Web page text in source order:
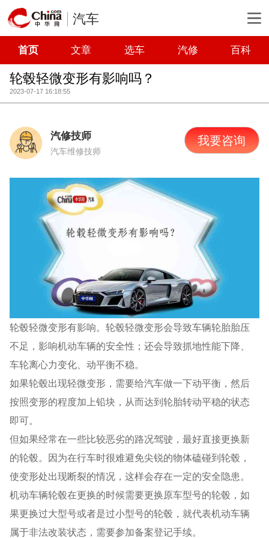
汽车
首页 文章 选车 汽修 百科
轮毂轻微变形有影响吗？
2023-07-17 16:18:55
汽修技师
汽车维修技师
我要咨询
轮毂轻微变形有影响。轮毂轻微变形会导致车辆轮胎胎压
不足，影响机动车辆的安全性；还会导致抓地性能下降、
车轮离心力变化、动平衡不稳。
如果轮毂出现轻微变形，需要给汽车做一下动平衡，然后
按照变形的程度加上铅块，从而达到轮胎转动平稳的状态
即可。
但如果经常在一些比较恶劣的路况驾驶，最好直接更换新
的轮毂。因为在行车时很难避免尖锐的物体磕碰到轮毂，
使变形处出现断裂的情况，这样会存在一定的安全隐患。
机动车辆轮毂在更换的时候需要更换原车型号的轮毂，如
果更换过大型号或者是过小型号的轮毂，就代表机动车辆
属于非法改装状态，需要参加备案登记手续。